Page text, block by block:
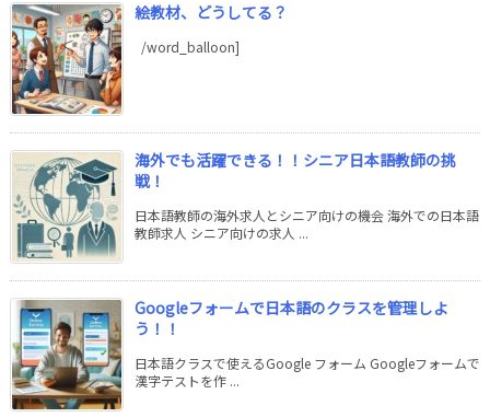
絵教材、どうしてる？
/word_balloon]
海外でも活躍できる！！シニア日本語教師の挑
戦！
日本語教師の海外求人とシニア向けの機会 海外での日本語
教師求人 シニア向けの求人 ...
Googleフォームで日本語のクラスを管理しよ
う！！
日本語クラスで使えるGoogle フォーム Googleフォームで
漢字テストを作 ...